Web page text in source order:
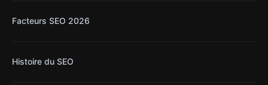
Facteurs SEO 2026
Histoire du SEO